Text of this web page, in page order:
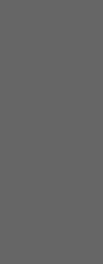
vos choix